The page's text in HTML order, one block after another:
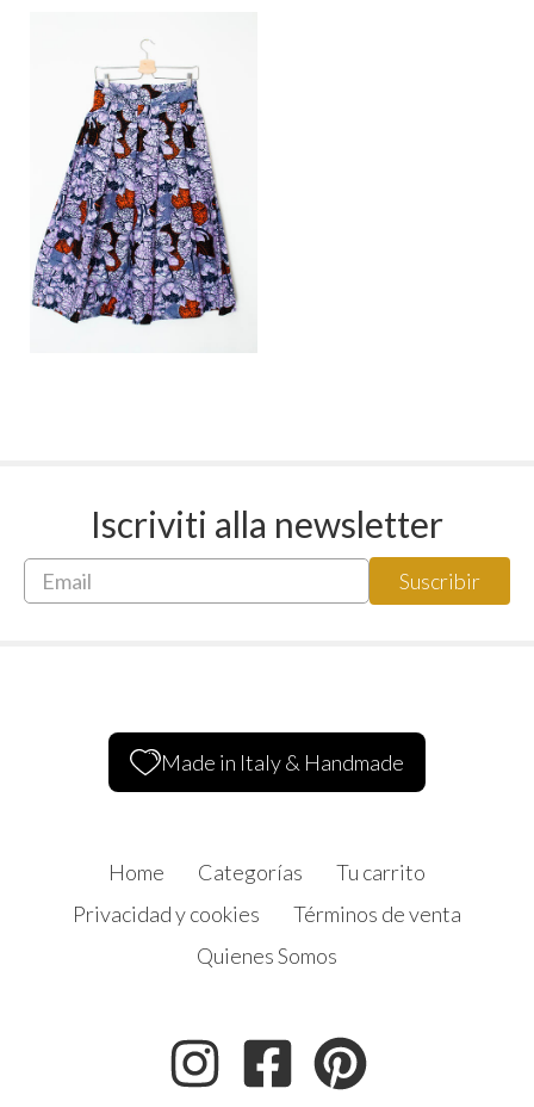
Iscriviti alla newsletter
Made in Italy & Handmade
Home Categorías
Tu carrito
Privacidad y cookies
Términos de venta
Quienes Somos